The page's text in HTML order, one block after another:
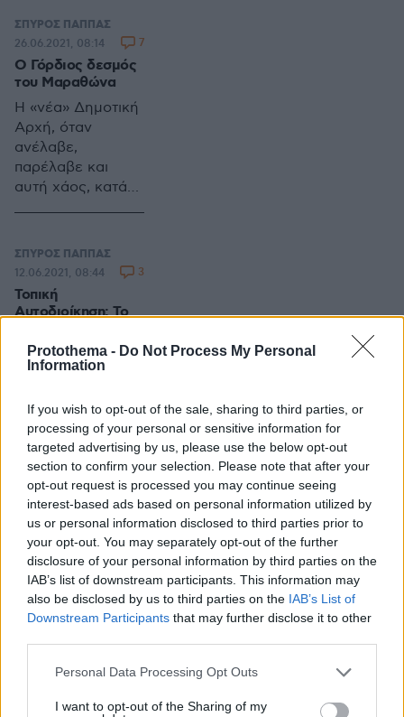
Protothema - Do Not Process My Personal
Information
If you wish to opt-out of the sale, sharing to third parties, or
processing of your personal or sensitive information for
targeted advertising by us, please use the below opt-out
section to confirm your selection. Please note that after your
opt-out request is processed you may continue seeing
interest-based ads based on personal information utilized by
us or personal information disclosed to third parties prior to
your opt-out. You may separately opt-out of the further
disclosure of your personal information by third parties on the
IAB’s list of downstream participants. This information may
also be disclosed by us to third parties on the IAB’s List of
Downstream Participants that may further disclose it to other
Please note that this website/app uses one or more Google
not limited to your visit or usage behaviour. You may click to
Personal Data Processing Opt Outs
I want to opt-out of the Sharing of my
την ψυχολογία
μας. Ζούμε μέσα
στην αβεβαιότητα,
την αγωνία για το
αύριο και
την αναζήτηση
ευοίωνων
προοπτικών. Αυτό
όμως δε σημαίνει
ότι πρέπει να
πάψουμε να
στη ζωή μας.
ΣΠΥΡΟΣ ΠΑΠΠΑΣ
Ο Γόρδιος δεσμός
του Μαραθώνα
Η «νέα» Δημοτική
Αρχή, όταν
ανέλαβε,
παρέλαβε και
αυτή χάος, κατά
γη. Όπως και οι
προηγούμενοι και
οι προ-
προηγούμενοι και
προηγούμενοι…
Όπως πάντα
Μαραθώνας…
τραβάει την
ανηφόρα! Η
αλήθεια όμως
είναι ότι, μετά από
δυο χρόνια
διακυβέρνησης,
δεν μπορεί να
φταίνε μόνο οι
άλλοι.
26.06.2021, 08:14 7
ΣΠΥΡΟΣ ΠΑΠΠΑΣ
Τοπική
Αυτοδιοίκηση: Το
το αύριο
Η Τοπική
είναι ο θεσμός
εκείνος που
φέρνει πιο κοντά
τους πολίτες με τα
τοπικά θέματα. Οι
πολίτες όμως
απέφευγαν, μέχρι
χθες, να
ασχοληθούν με τα
κοινά και να
εμπλακούν
ένα ή τον άλλο
τρόπο, στην
Αυτοδιοίκηση.
12.06.2021, 08:44 3
ΣΠΥΡΟΣ ΠΑΠΠΑΣ
Μαραθώνας:
Υπάρχει
αντιπολίτευση;
Το δικαίωμα της
αδιαμφισβήτητα
30.05.2021, 09:21